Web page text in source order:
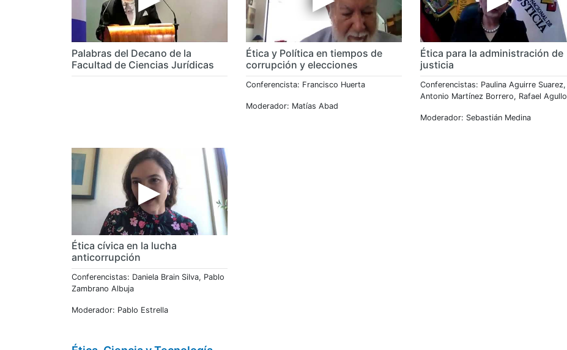
Palabras del Decano de la
Facultad de Ciencias Jurídicas
Ética y Política en tiempos de
corrupción y elecciones
Conferencista: Francisco Huerta
Moderador: Matías Abad
Ética para la administración de
justicia
Conferencistas: Paulina Aguirre Suarez,
Antonio Martínez Borrero, Rafael Agullo
Moderador: Sebastián Medina
Ética cívica en la lucha
anticorrupción
Conferencistas: Daniela Brain Silva, Pablo
Zambrano Albuja
Moderador: Pablo Estrella